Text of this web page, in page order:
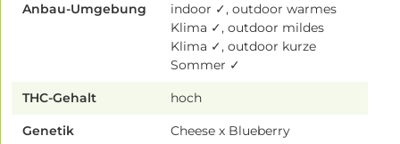
Anbau-Umgebung
indoor ✓, outdoor warmes
Klima ✓, outdoor mildes
Klima ✓, outdoor kurze
Sommer ✓
THC-Gehalt hoch
Genetik Cheese x Blueberry